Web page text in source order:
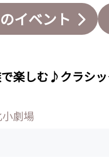
イベント
楽しむ♪クラシ
劇場